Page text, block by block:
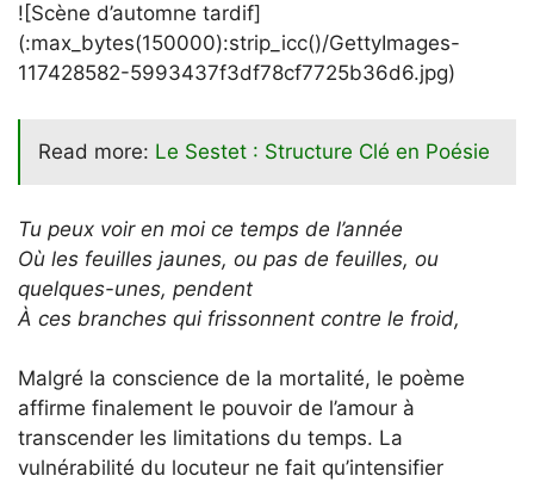
![Scène d’automne tardif]
(:max_bytes(150000):strip_icc()/GettyImages-
117428582-5993437f3df78cf7725b36d6.jpg)
Read more: Le Sestet : Structure Clé en Poésie
Tu peux voir en moi ce temps de l’année
Où les feuilles jaunes, ou pas de feuilles, ou
quelques-unes, pendent
À ces branches qui frissonnent contre le froid,
Malgré la conscience de la mortalité, le poème
affirme finalement le pouvoir de l’amour à
transcender les limitations du temps. La
vulnérabilité du locuteur ne fait qu’intensifier